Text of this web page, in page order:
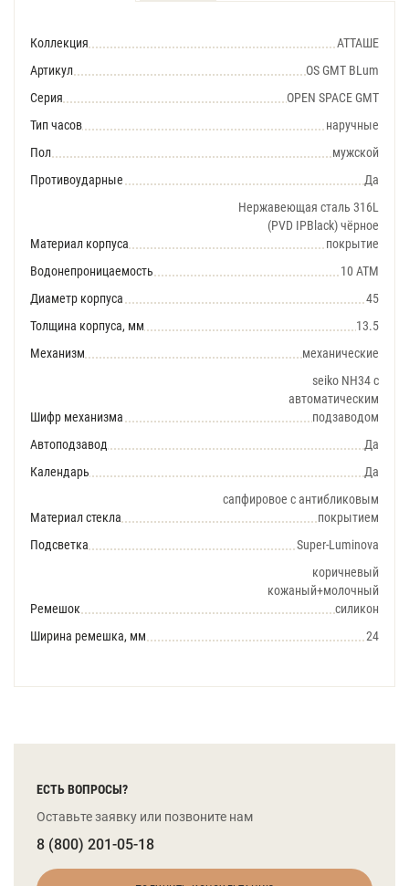
Коллекция
АТТАШЕ
Артикул
OS GMT BLum
Серия
OPEN SPACE GMT
Тип часов
наручные
Пол
мужской
Противоударные
Да
Материал корпуса
Нержавеющая сталь 316L
(PVD IPBlack) чёрное
покрытие
Водонепроницаемость
10 АТМ
Диаметр корпуса
45
Толщина корпуса, мм
13.5
Механизм
механические
Шифр механизма
seiko NH34 с
автоматическим
подзаводом
Автоподзавод
Да
Календарь
Да
Материал стекла
сапфировое с антибликовым
покрытием
Подсветка
Super-Luminova
Ремешок
коричневый
кожаный+молочный
силикон
Ширина ремешка, мм
24
ЕСТЬ ВОПРОСЫ?
Оставьте заявку или позвоните нам
8 (800) 201-05-18